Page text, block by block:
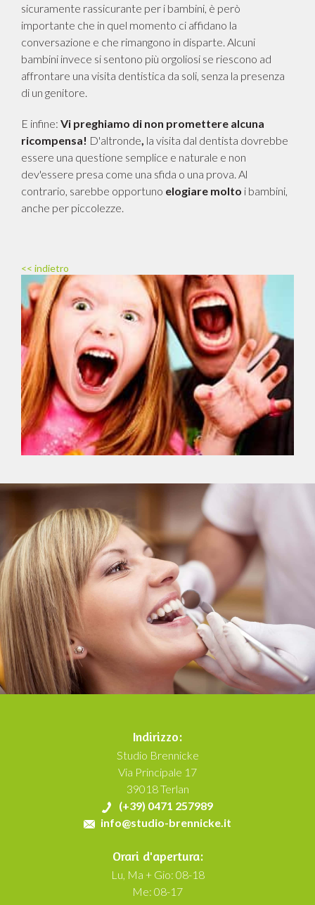
TEAM
ORARI D'APERTURA
TERAPIE
sicuramente rassicurante per i bambini, è però
importante che in quel momento ci affidano la
conversazione e che rimangono in disparte. Alcuni
bambini invece si sentono più orgoliosi se riescono ad
affrontare una visita dentistica da soli, senza la presenza
di un genitore.
E infine: Vi preghiamo di non promettere alcuna
ricompensa! D'altronde, la visita dal dentista dovrebbe
essere una questione semplice e naturale e non
dev'essere presa come una sfida o una prova. Al
contrario, sarebbe opportuno elogiare molto i bambini,
anche per piccolezze.
<< indietro
Indirizzo:
Studio Brennicke
Via Principale 17
39018 Terlan
(+39) 0471 257989
info@studio-brennicke.it
Orari d'apertura:
Lu, Ma + Gio: 08-18
Me: 08-17